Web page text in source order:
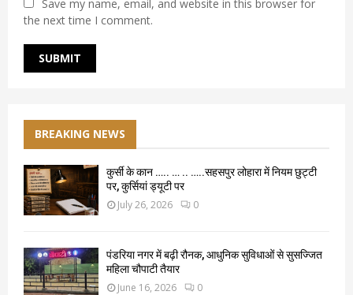
Save my name, email, and website in this browser for
the next time I comment.
BREAKING NEWS
कुर्सी के कान ….. … .. …..सहसपुर लोहारा में नियम छुट्टी
पर, कुर्सियां ड्यूटी पर
July 26, 2026 0
पंडरिया नगर में बढ़ी रौनक, आधुनिक सुविधाओं से सुसज्जित
महिला चौपाटी तैयार
June 16, 2026 0